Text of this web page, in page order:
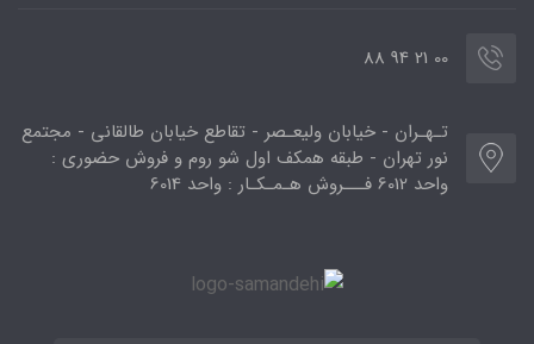
00 21 94 88
تـهـران - خیابان ولیعـصر - تقاطع خیابان طالقانی - مجتمع
نور تهران - طبقه همکف اول شو روم و فروش حضوری :
واحد 6012 فـــروش هـمـکـار : واحد 6014